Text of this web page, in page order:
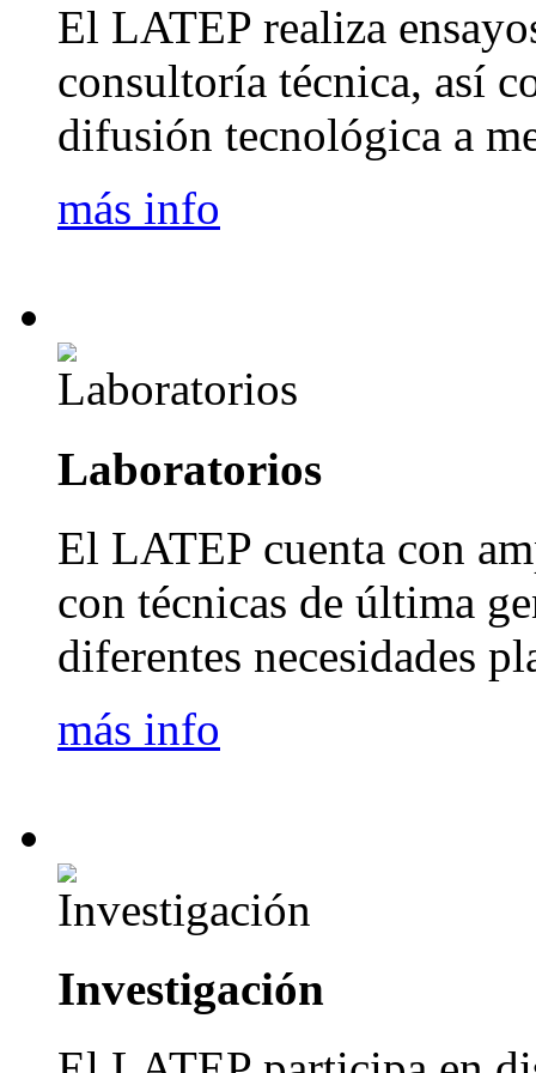
El LATEP realiza
consultoría técnica, así
difusión tecnológica a
más info
Laboratorios
El LATEP cuenta con
con técnicas de última
diferentes necesidades
más info
Investigación